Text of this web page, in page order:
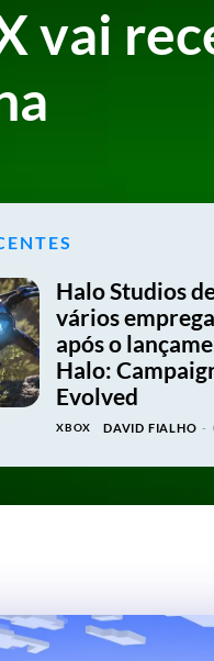
vai
Halo Studios
vários
após o
Halo:
Evolved
XBOX DAVID FIALHO -